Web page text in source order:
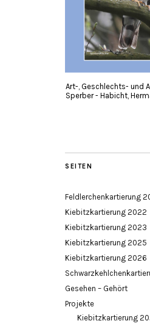
Art-, Geschlechts- und
Sperber - Habicht,
SEITEN
Feldlerchenkartierung
Kiebitzkartierung 2022
Kiebitzkartierung 2023
Kiebitzkartierung 2025
Kiebitzkartierung 2026
Gesehen – Gehört
Projekte
Kiebitzkartierung